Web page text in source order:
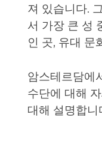
져 있습니다.
서 가장 큰 성
인 곳, 유대 문
암스테르담에
수단에 대해
대해 설명합